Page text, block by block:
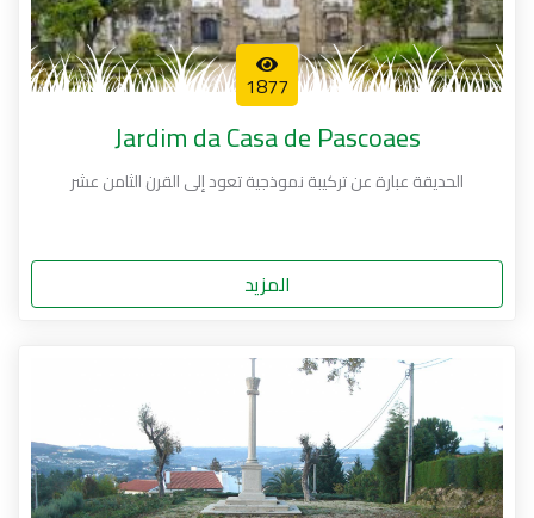
1877
Jardim da Casa de Pascoaes
الحديقة عبارة عن تركيبة نموذجية تعود إلى القرن الثامن عشر
المزيد